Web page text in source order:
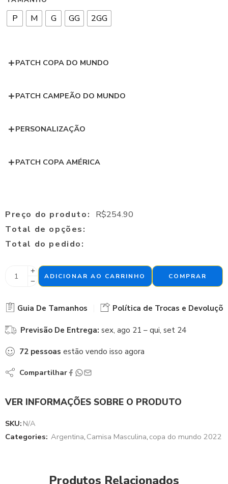
P M G GG 2GG
PATCH COPA DO MUNDO
PATCH CAMPEÃO DO MUNDO
PERSONALIZAÇÃO
PATCH COPA AMÉRICA
Preço do produto: R$254.90
Total de opções:
Total do pedido:
ADICIONAR AO CARRINHO COMPRAR
Guia De Tamanhos Política de Trocas e
Previsão De Entrega: sex, ago 21 – qui, set 24
72 pessoas estão vendo isso agora
Compartilhar
VER INFORMAÇÕES SOBRE O PRODUTO
SKU: N/A
Categories: Argentina, Camisa Masculina, copa do mundo 2022